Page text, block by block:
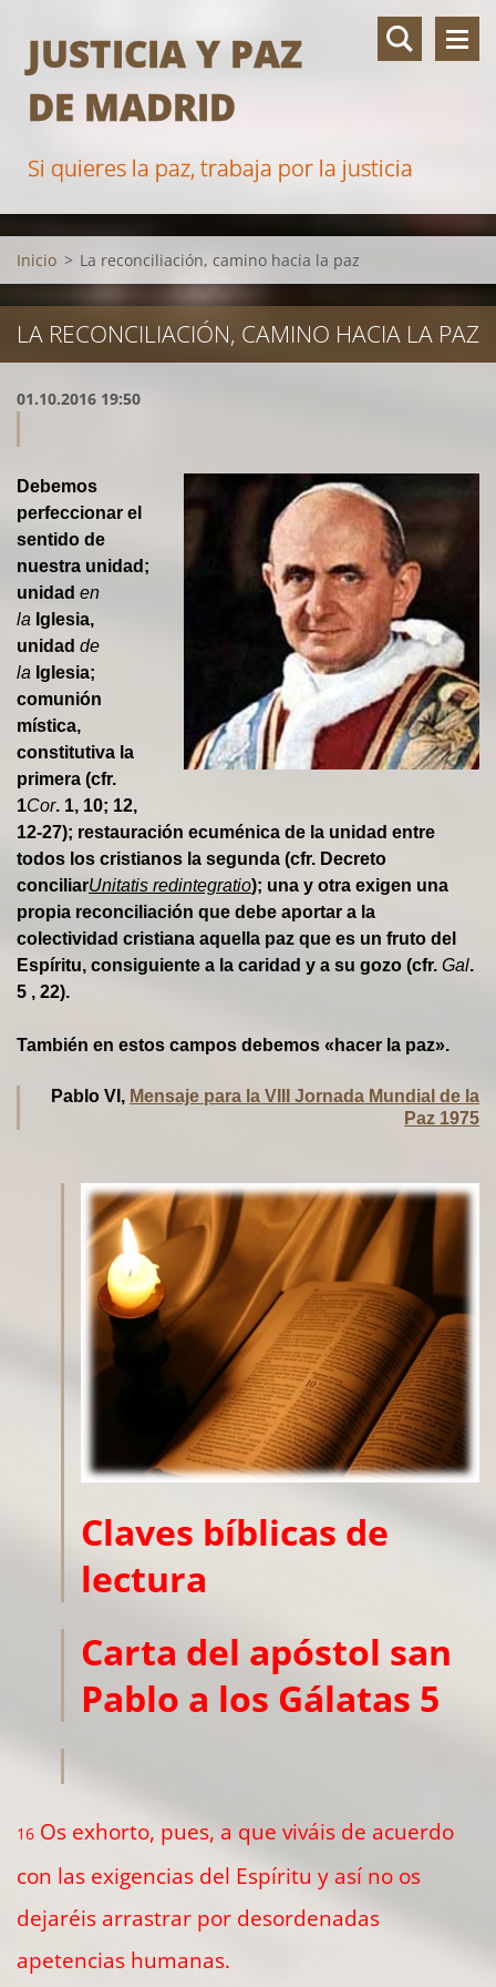
JUSTICIA Y PAZ
DE MADRID
Si quieres la paz, trabaja por la justicia
Inicio > La reconciliación, camino hacia la paz
LA RECONCILIACIÓN, CAMINO HACIA LA PAZ
01.10.2016 19:50
Debemos
perfeccionar el
sentido de
nuestra unidad;
unidad en
la Iglesia,
unidad de
la Iglesia;
comunión
mística,
constitutiva la
primera (cfr.
1Cor. 1, 10; 12,
12-27); restauración ecuménica de la unidad entre
todos los cristianos la segunda (cfr. Decreto
conciliarUnitatis redintegratio); una y otra exigen una
propia reconciliación que debe aportar a la
colectividad cristiana aquella paz que es un fruto del
Espíritu, consiguiente a la caridad y a su gozo (cfr. Gal.
5 , 22).
También en estos campos debemos «hacer la paz».
Pablo VI, Mensaje para la VIII Jornada Mundial de la
Paz 1975
Claves bíblicas de
lectura
Carta del apóstol san
Pablo a los Gálatas 5
16 Os exhorto, pues, a que viváis de acuerdo
con las exigencias del Espíritu y así no os
dejaréis arrastrar por desordenadas
apetencias humanas.